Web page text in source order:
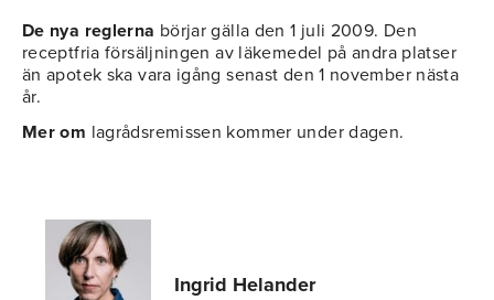
De nya reglerna börjar gälla den 1 juli 2009. Den
receptfria försäljningen av läkemedel på andra platser
än apotek ska vara igång senast den 1 november nästa
år.
Mer om lagrådsremissen kommer under dagen.
Ingrid Helander